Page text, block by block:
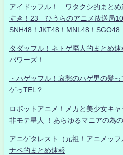
アイドッフル！ ワタクシ的まと
すき！23 ひうらのアニメ放送局
SNH48！JKT48！MNL48！SGO48
タダッフル！ネトゲ廃人的まとめ
パワーズ！
・ハゲッフル！哀愁のハゲ男の髪
ゲっTEL？
ロボットアニメ！メカと美少女キ
非モテ星人 ！あらゆるマニアの為
アニゲタレスト（元祖！アニメッ
ナベ的まとめ速報